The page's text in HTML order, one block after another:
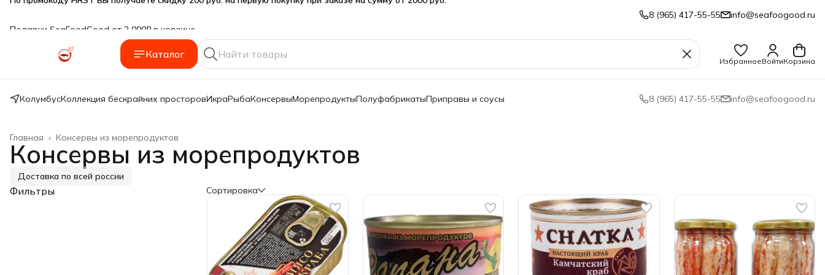
🔥 3% дополнительная скидка при оплате наличными
8 (965) 417-55-55 info@seafoogood.ru
Каталог
ИзбранноеВойтиКорзина
КолумбусКоллекция бескрайних просторовИкраРыбаКонсервыМорепродуктыПолуфабрикатыПриправы и соусы 8 (965) 417-55-55 info@seafoogood.ru
Консервы из морепродуктов
Главная ›
Консервы из морепродуктов
Доставка по всей россии
Фильтры Сортировка